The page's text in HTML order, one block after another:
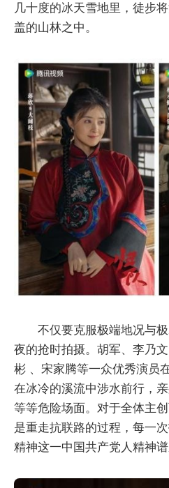
几十度的冰天雪地里，徒步
盖的山林之中。
不仅要克服极端地况与
夜的抢时拍摄。胡军、李乃
彬 、宋家腾等一众优秀演员
在冰冷的溪流中涉水前行，
等等危险场面。对于全体主
是重走抗联路的过程，每一
精神这一中国共产党人精神